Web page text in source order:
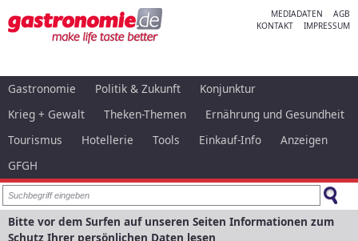
MEDIADATEN
AGB
KONTAKT
IMPRESSUM
Gastronomie Politik & Zukunft
Konjunktur
Krieg + Gewalt
Theken-Themen
Ernährung und Gesundheit
Tourismus
Hotellerie Tools Einkauf-Info
Anzeigen
GFGH
Bitte vor dem Surfen auf unseren Seiten Informationen zum
Schutz Ihrer persönlichen Daten lesen